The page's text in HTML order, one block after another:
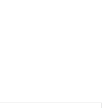
конструкции